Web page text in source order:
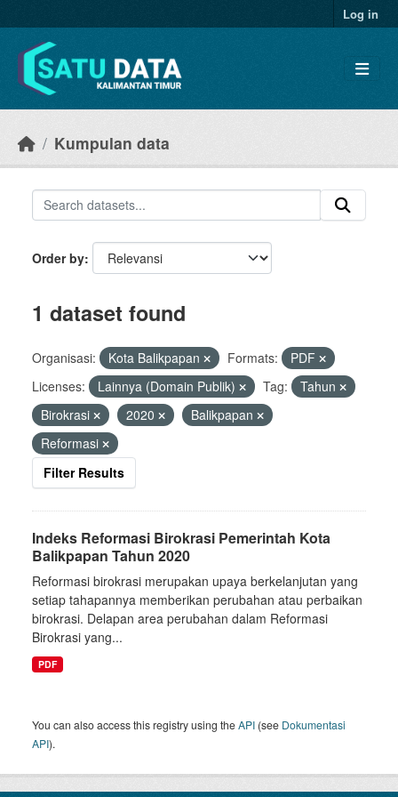
Log in
Kumpulan data
Order by
1 dataset found
Organisasi: Kota Balikpapan Formats:
PDF
Licenses:
Lainnya (Domain Publik) Tag:
Tahun
Birokrasi
2020
Balikpapan
Reformasi
Filter Results
Indeks Reformasi Birokrasi Pemerintah Kota
Balikpapan Tahun 2020
Reformasi birokrasi merupakan upaya berkelanjutan yang
setiap tahapannya memberikan perubahan atau perbaikan
birokrasi. Delapan area perubahan dalam Reformasi
Birokrasi yang...
PDF
You can also access this registry using theAPI (see Dokumentasi
API).